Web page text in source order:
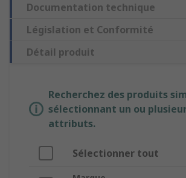
Documentation technique
Législation et Conformité
Détail produit
Recherchez des produits
sélectionnant un ou
attributs.
Sélectionner tout